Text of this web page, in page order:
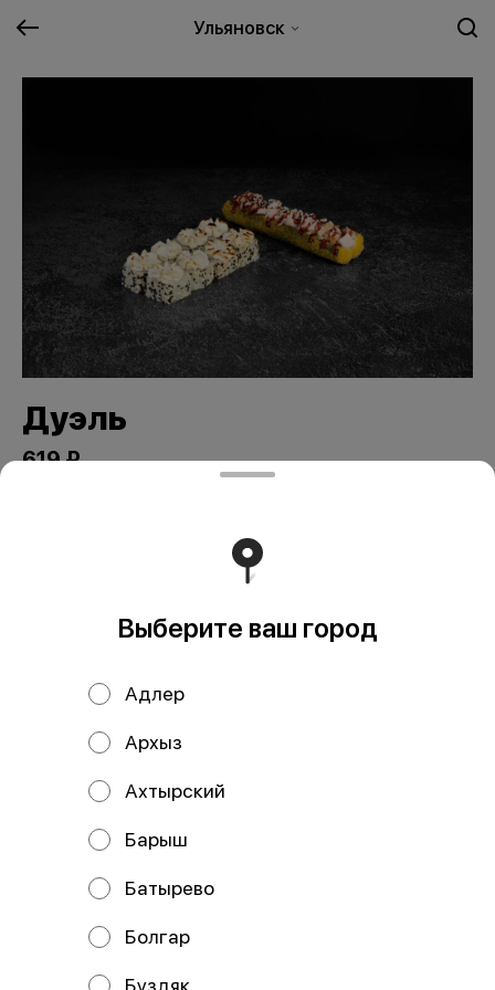
Ульяновск
Дуэль
619 ₽
Состав: Запеченный с курицей, Мини Ролл дог с курицей.
Мы рекомендуем
Выберите ваш город
Адлер
Архыз
Ахтырский
Барыш
Батырево
Болгар